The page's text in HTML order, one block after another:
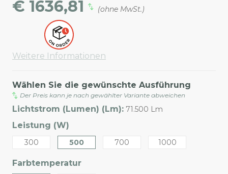
€ 1636,81
(ohne MwSt.)
Weitere Informationen
Wählen Sie die gewünschte Ausführung
Der Preis kann je nach gewählter Variante abweichen
Lichtstrom (Lumen) (Lm): 71.500 Lm
Leistung (W)
300 500 700 1000
Farbtemperatur